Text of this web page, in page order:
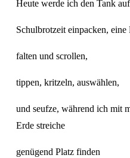
Heute werde ich den Tank
Schulbrotzeit einpacken, eine
falten und scrollen,
tippen, kritzeln, auswählen,
und seufze, während ich mit
Erde streiche
genügend Platz finden